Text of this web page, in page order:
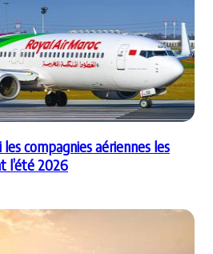
compagnies aériennes les
l’été 2026